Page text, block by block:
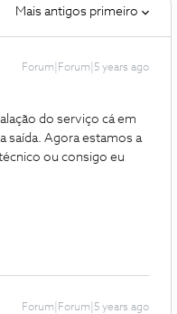
Mais antigos primeiro
Forum|Forum|5 years ago
do serviço cá em
saída. Agora estamos a
ou consigo eu
Forum|Forum|5 years ago